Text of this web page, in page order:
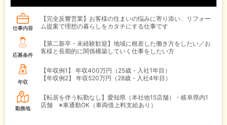
仕事内容
【完全反響営業】お客様の住まいの悩みに寄り添い、リフォー
ム提案で理想の暮らしをカタチにする仕事です
応募条件
【第二新卒・未経験歓迎】地域に根差した働き方をしたい／お
客様と長期的に関係構築していく仕事をしたい方
年収
【年収例1】
年収400万円（25歳・入社1年目）
【年収例2】
年収520万円（28歳・入社4年目）
勤務地
【転居を伴う転勤なし】愛知県（本社他15店舗）・岐阜県内1
店舗 ※車通勤OK（車両借上料支給あり）